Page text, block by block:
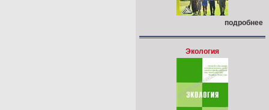
подробнее
Экология